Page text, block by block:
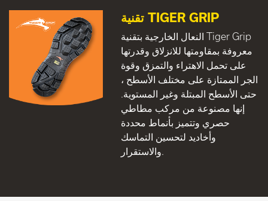
تقنية TIGER GRIP
النعال الخارجية بتقنية Tiger Grip
معروفة بمقاومتها للانزلاق وقدرتها
على تحمل الاهتراء والتمزق وقوة
الجر الممتازة على مختلف الأسطح ،
حتى الأسطح المبتلة وغير المستوية.
إنها مصنوعة من مركب مطاطي
حصري وتتميز بأنماط محددة
وأخاديد لتحسين التماسك